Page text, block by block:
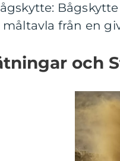
måltavla från en
och